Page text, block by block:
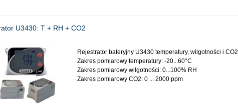
U3430: T + RH + CO2
Rejestrator bateryjny U3430 temperatury, wilgotności i CO2
Zakres pomiarowy temperatury: -20...60°C
Zakres pomiarowy wilgotności: 0...100% RH
Zakres pomiarowy CO2: 0 ... 2000 ppm